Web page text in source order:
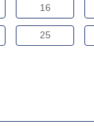
16
25